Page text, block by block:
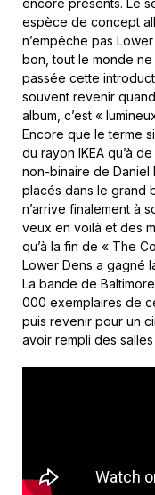
encore présents. Le
espèce de concept
n’empêche pas
bon, tout le monde ne
passée cette
souvent revenir
album, c’est «
Encore que le terme
du rayon IKEA qu’à
non-binaire de Daniel
placés dans le grand
n’arrive finalement à
veux en voilà et des
qu’à la fin de « The
Lower Dens a gagné
La bande de
000 exemplaires de
puis revenir pour un
avoir rempli des